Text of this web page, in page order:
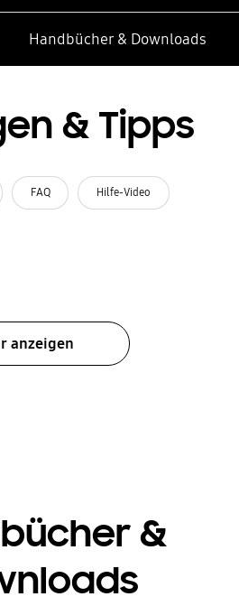
Handbücher & Downloads
& Tipps
FAQ Hilfe-Video
anzeigen
&